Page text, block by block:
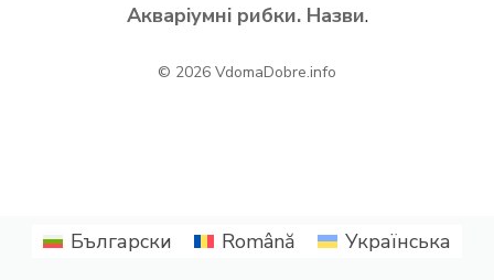
Акваріумні рибки. Назви.
© 2026 VdomaDobre.info
Български Română Українська